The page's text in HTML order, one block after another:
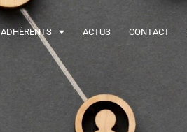
ADHÉRENTS ACTUS CONTACT